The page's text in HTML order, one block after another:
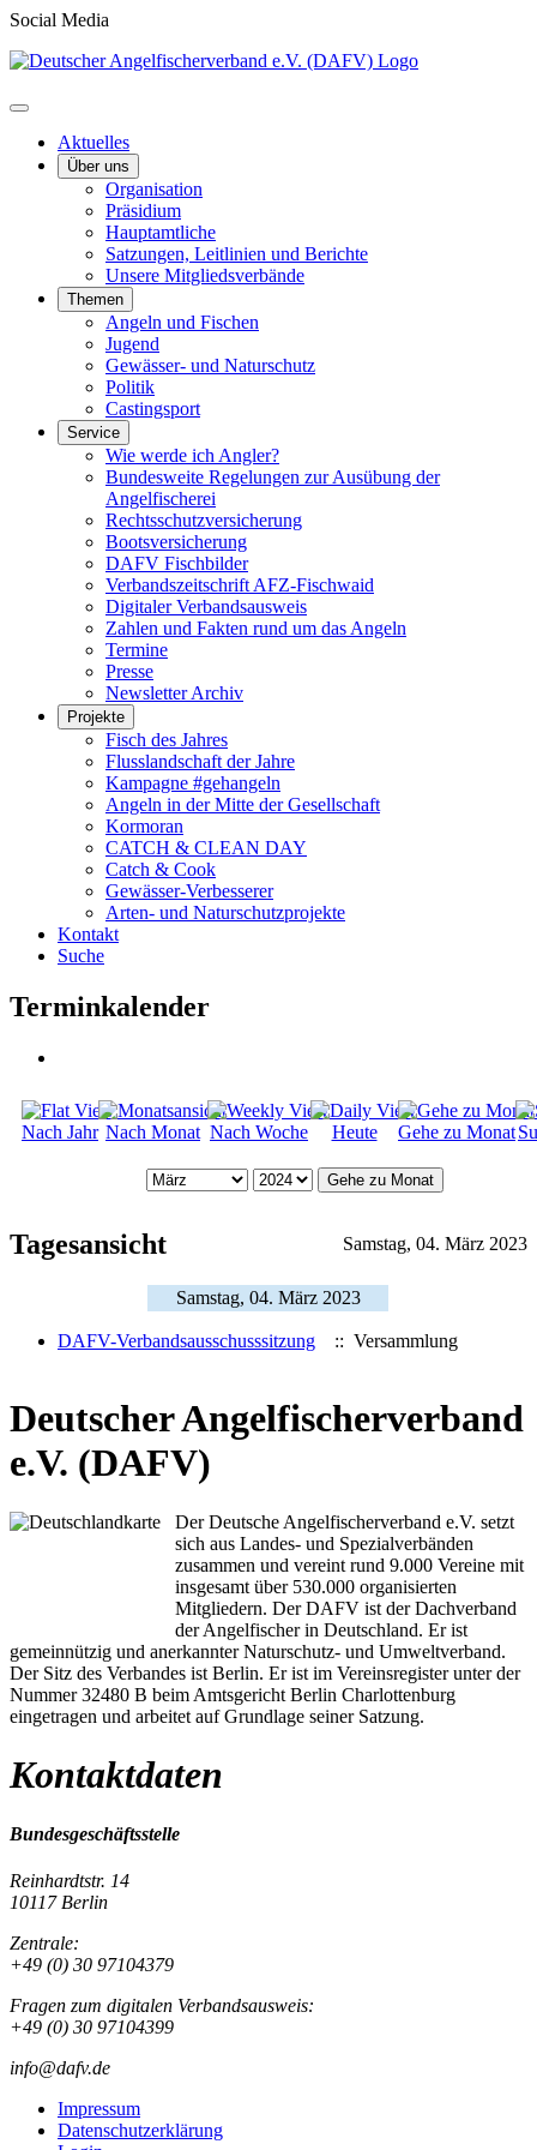
Social Media
Aktuelles
Über uns
Organisation
Präsidium
Hauptamtliche
Satzungen, Leitlinien und Berichte
Unsere Mitgliedsverbände
Themen
Angeln und Fischen
Jugend
Gewässer- und Naturschutz
Politik
Castingsport
Service
Wie werde ich Angler?
Bundesweite Regelungen zur Ausübung der
Angelfischerei
Rechtsschutzversicherung
Bootsversicherung
DAFV Fischbilder
Verbandszeitschrift AFZ-Fischwaid
Digitaler Verbandsausweis
Zahlen und Fakten rund um das Angeln
Termine
Presse
Newsletter Archiv
Projekte
Fisch des Jahres
Flusslandschaft der Jahre
Kampagne #gehangeln
Angeln in der Mitte der Gesellschaft
Kormoran
CATCH & CLEAN DAY
Catch & Cook
Gewässer-Verbesserer
Arten- und Naturschutzprojekte
Kontakt
Suche
Terminkalender
Nach Jahr Nach Monat Nach Woche Heute Gehe zu Monat
Gehe zu Monat
Tagesansicht Samstag, 04. März 2023
Samstag, 04. März 2023
DAFV-Verbandsausschusssitzung :: Versammlung
Deutscher Angelfischerverband
e.V. (DAFV)
Der Deutsche Angelfischerverband e.V. setzt
sich aus Landes- und Spezialverbänden
zusammen und vereint rund 9.000 Vereine mit
insgesamt über 530.000 organisierten
Mitgliedern. Der DAFV ist der Dachverband
der Angelfischer in Deutschland. Er ist
gemeinnützig und anerkannter Naturschutz- und Umweltverband.
Der Sitz des Verbandes ist Berlin. Er ist im Vereinsregister unter der
Nummer 32480 B beim Amtsgericht Berlin Charlottenburg
eingetragen und arbeitet auf Grundlage seiner Satzung.
Kontaktdaten
Bundesgeschäftsstelle
Reinhardtstr. 14
10117 Berlin
Zentrale:
+49 (0) 30 97104379
Fragen zum digitalen Verbandsausweis:
+49 (0) 30 97104399
info@dafv.de
Impressum
Datenschutzerklärung